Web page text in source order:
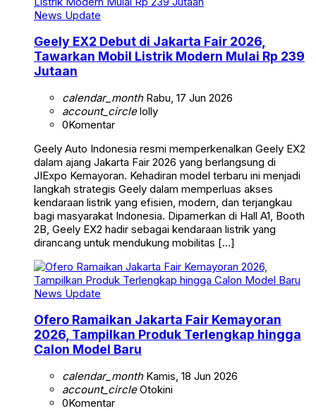
News Update
Geely EX2 Debut di Jakarta Fair 2026,
Tawarkan Mobil Listrik Modern Mulai Rp 239
Jutaan
calendar_monthRabu, 17 Jun 2026
account_circlelolly
0Komentar
Geely Auto Indonesia resmi memperkenalkan Geely EX2
dalam ajang Jakarta Fair 2026 yang berlangsung di
JIExpo Kemayoran. Kehadiran model terbaru ini menjadi
langkah strategis Geely dalam memperluas akses
kendaraan listrik yang efisien, modern, dan terjangkau
bagi masyarakat Indonesia. Dipamerkan di Hall A1, Booth
2B, Geely EX2 hadir sebagai kendaraan listrik yang
dirancang untuk mendukung mobilitas […]
News Update
Ofero Ramaikan Jakarta Fair Kemayoran
2026, Tampilkan Produk Terlengkap hingga
Calon Model Baru
calendar_monthKamis, 18 Jun 2026
account_circleOtokini
0Komentar